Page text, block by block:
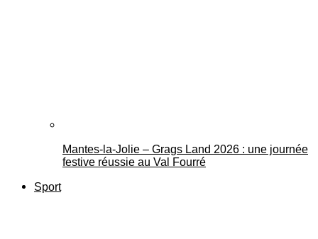
Mantes-la-Jolie – Grags Land 2026 : une journée
festive réussie au Val Fourré
Sport